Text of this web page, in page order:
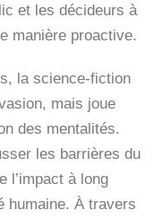
et les décideurs à
manière proactive.
la science-fiction
mais joue
des mentalités.
les barrières du
l’impact à long
humaine. À travers